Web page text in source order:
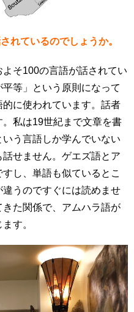
ているのでしょうか。
そ100の言語が話されてい
等」という原則になって
に使われています。話者
私は19世紀まで文章を書
う言語しか学んでいない
せません。ゲエズ語とア
し、単語も似ているとこ
うのですぐには読めませ
た関係で、アムハラ語が
す。